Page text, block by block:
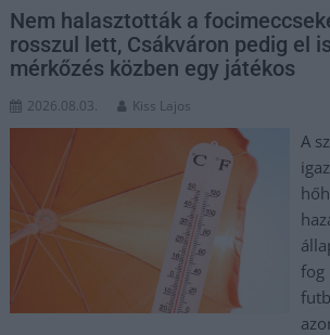
Nem halasztották a
rosszul lett, Csákváron pedig el
mérkőzés közben egy játékos
2026.08.03. Kiss Lajos
A
fog